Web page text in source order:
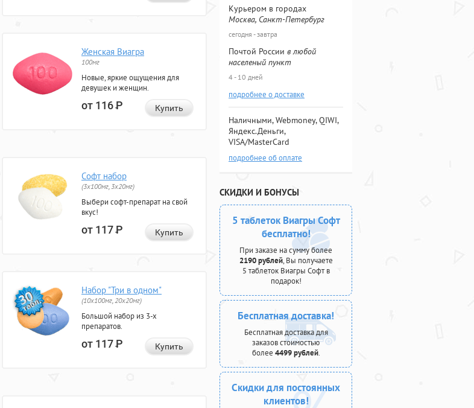
Женская Виагра
100мг
Новые, яркие ощущения для
девушек и женщин.
от 116Р Купить
Софт набор
(3x100мг, 3x20мг)
Выбери софт-препарат на свой
вкус!
от 117Р Купить
Набор "Три в одном"
(10x100мг, 20x20мг)
Большой набор из 3-х
препаратов.
от 117Р Купить
Курьером в городах
Москва, Санкт-Петербург
сегодня - завтра
Почтой России в любой
населеный пункт
4 - 10 дней
подробнее о доставке
Наличными, Webmoney, QIWI,
Яндекс.Деньги,
VISA/MasterCard
подробнее об оплате
СКИДКИ И БОНУСЫ
5 таблеток Виагры Софт
бесплатно!
При заказе на сумму более
2190 рублей, Вы получаете
5 таблеток Виагры Софт в
подарок!
Бесплатная доставка!
Бесплатная доставка для
заказов стоимостью
более 4499 рублей.
Скидки для постоянных
клиентов!